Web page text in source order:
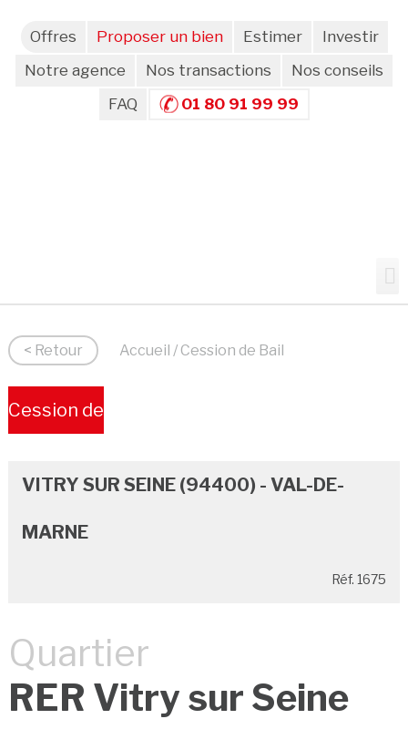
Offres Proposer un bien Estimer
Investir
Notre agence
Nos transactions
Nos conseils
FAQ
01 80 91 99 99
< Retour Accueil / Cession de Bail
Cession de
VITRY SUR SEINE (94400) - VAL-DE-
MARNE
Réf. 1675
Quartier
RER Vitry sur Seine